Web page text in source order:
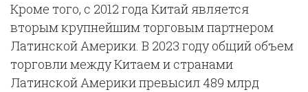
Кроме того, с 2012 года Китай является
вторым крупнейшим торговым партнером
Латинской Америки. В 2023 году общий объем
торговли между Китаем и странами
Латинской Америки превысил 489 млрд